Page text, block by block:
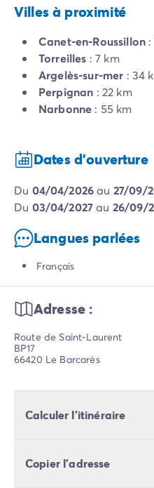
Villes à proximité
Canet-en-Roussillon :
Torreilles : 7 km
Argelès-sur-mer : 34
Perpignan : 22 km
Narbonne : 55 km
Dates d'ouverture
du 04/04/2026au 27/09/
du 03/04/2027au 26/09/
Langues parlées
Français
Adresse :
Route de Saint-Laurent
BP17
66420 Le Barcarès
Calculer l’itinéraire
Copier l’adresse